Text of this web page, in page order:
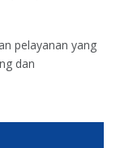
pelayanan yang
dan